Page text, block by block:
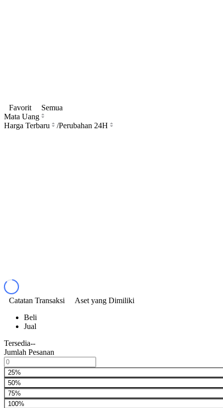
Favorit
Semua
Mata Uang
Harga Terbaru
/Perubahan 24H
Catatan Transaksi
Aset yang Dimiliki
Beli
Jual
Tersedia--
Jumlah Pesanan
25%
50%
75%
100%